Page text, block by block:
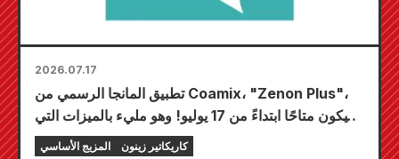
2026.07.17
تطبيق المانجا الرسمي من Coamix، "Zenon Plus"،
سيكون متاحًا ابتداءً من 17 يوليو! وهو مليء بالميزات التي
ستضمن لك متعةً لا تُضاهى، بما في ذلك "اختر فصلك
المزيج الأساسي كاريكاتير زينون